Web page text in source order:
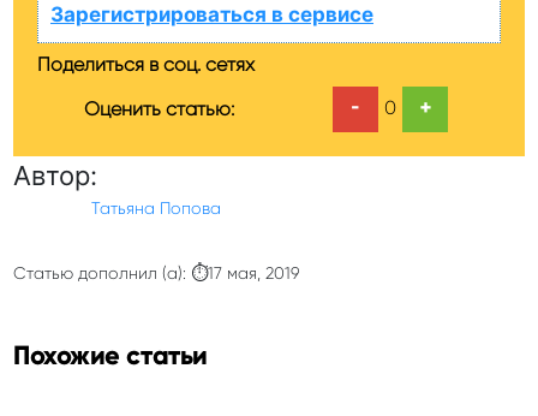
Поделиться в соц. сетях
Зарегистрироваться в сервисе
Оценить статью: - 0 +
Автор:
Татьяна Попова
Статью дополнил (а): ⏱17 мая, 2019
Похожие статьи